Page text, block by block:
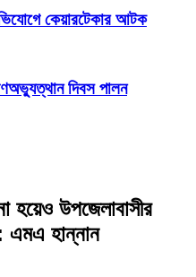
কেয়ারটেকার আটক
দিবস পালন
হয়েও উপজেলাবাসীর
এমএ হান্নান